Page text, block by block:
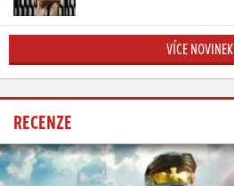
VÍCE NOVINEK
RECENZE